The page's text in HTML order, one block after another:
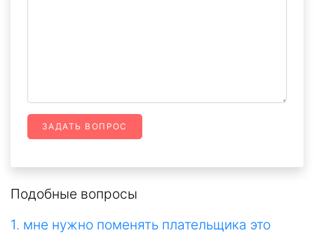
ЗАДАТЬ ВОПРОС
Подобные вопросы
1. мне нужно поменять плательщика это